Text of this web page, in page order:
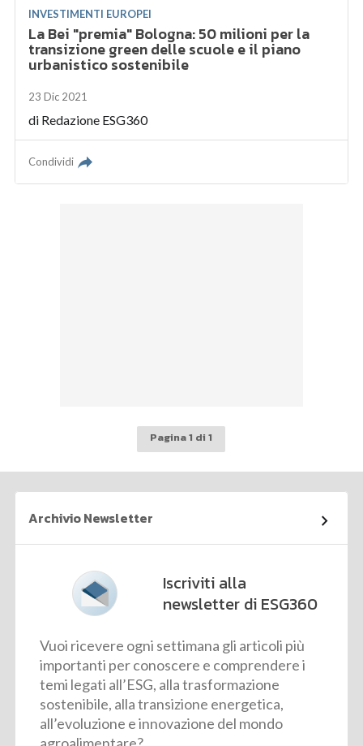
INVESTIMENTI EUROPEI
La Bei "premia" Bologna: 50 milioni per la
transizione green delle scuole e il piano
urbanistico sostenibile
23 Dic 2021
di Redazione ESG360
Condividi
Pagina 1 di 1
Archivio Newsletter
Iscriviti alla
newsletter di ESG360
Vuoi ricevere ogni settimana gli articoli più
importanti per conoscere e comprendere i
temi legati all’ESG, alla trasformazione
sostenibile, alla transizione energetica,
all’evoluzione e innovazione del mondo